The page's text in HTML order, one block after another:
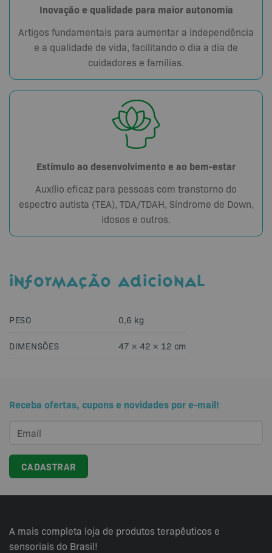
Inovação e qualidade para maior autonomia
Artigos fundamentais para aumentar a independência
e a qualidade de vida, facilitando o dia a dia de
cuidadores e famílias.
Estímulo ao desenvolvimento e ao bem-estar
Auxílio eficaz para pessoas com transtorno do
espectro autista (TEA), TDA/TDAH, Síndrome de Down,
idosos e outros.
INFORMAÇÃO ADICIONAL
PESO 0,6 kg
DIMENSÕES 47 × 42 × 12 cm
Receba ofertas, cupons e novidades por e-mail!
A mais completa loja de produtos terapêuticos e
sensoriais do Brasil!